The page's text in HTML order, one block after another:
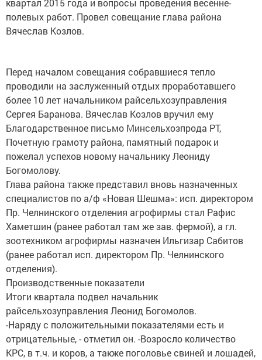
квартал 2015 года и вопросы проведения весенне-
полевых работ. Провел совещание глава района
Вячеслав Козлов.
Перед началом совещания собравшиеся тепло
проводили на заслуженный отдых проработавшего
более 10 лет начальником райсельхозуправления
Сергея Баранова. Вячеслав Козлов вручил ему
Благодарственное письмо Минсельхозпрода РТ,
Почетную грамоту района, памятный подарок и
пожелал успехов новому начальнику Леониду
Богомолову.
Глава района также представил вновь назначенных
специалистов по а/ф «Новая Шешма»: исп. директором
Пр. Челнинского отделения агрофирмы стал Рафис
Хаметшин (ранее работал там же зав. фермой), а гл.
зоотехником агрофирмы назначен Ильгизар Сабитов
(ранее работал исп. директором Пр. Челнинского
отделения).
Производственные показатели
Итоги квартала подвел начальник
райсельхозуправления Леонид Богомолов.
-Наряду с положительными показателями есть и
отрицательные, - отметил он. -Возросло количество
КРС, в т.ч. и коров, а также поголовье свиней и лошадей,